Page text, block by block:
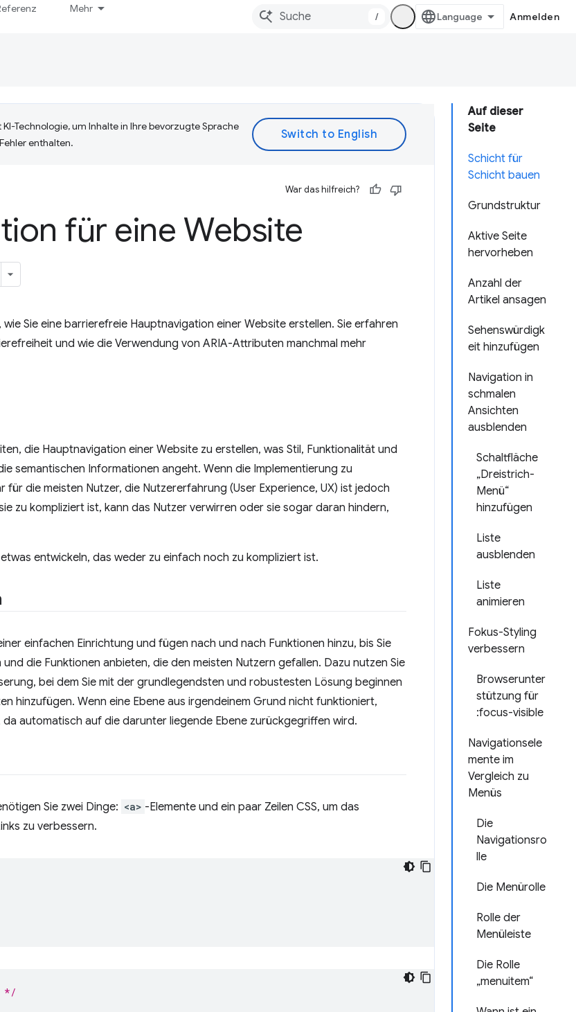
Mehr
/ Anmelden
Auf dieser
Seite
Schicht für
Schicht bauen
Grundstruktur
Aktive Seite
hervorheben
Anzahl der
Artikel ansagen
Sehenswürdigk
eit hinzufügen
Navigation in
schmalen
Ansichten
ausblenden
Schaltfläche
„Dreistrich-
Menü“
hinzufügen
Liste
ausblenden
Liste
animieren
Fokus-Styling
verbessern
Browserunter
stützung für
:focus-visible
Navigationsele
mente im
Vergleich zu
Menüs
Die
Navigationsro
lle
Die Menürolle
Rolle der
Menüleiste
Die Rolle
„menuitem“
Technologie, um Inhalte in Ihre bevorzugte Sprache
enthalten.
War das hilfreich?
für eine Website
Sie eine barrierefreie Hauptnavigation einer Website erstellen. Sie erfahren
und wie die Verwendung von ARIA-Attributen manchmal mehr
die Hauptnavigation einer Website zu erstellen, was Stil, Funktionalität und
semantischen Informationen angeht. Wenn die Implementierung zu
für die meisten Nutzer, die Nutzererfahrung (User Experience, UX) ist jedoch
zu kompliziert ist, kann das Nutzer verwirren oder sie sogar daran hindern,
entwickeln, das weder zu einfach noch zu kompliziert ist.
einfachen Einrichtung und fügen nach und nach Funktionen hinzu, bis Sie
die Funktionen anbieten, die den meisten Nutzern gefallen. Dazu nutzen Sie
bei dem Sie mit der grundlegendsten und robustesten Lösung beginnen
hinzufügen. Wenn eine Ebene aus irgendeinem Grund nicht funktioniert,
automatisch auf die darunter liegende Ebene zurückgegriffen wird.
Sie zwei Dinge: <a> -Elemente und ein paar Zeilen CSS, um das
zu verbessern.
*/